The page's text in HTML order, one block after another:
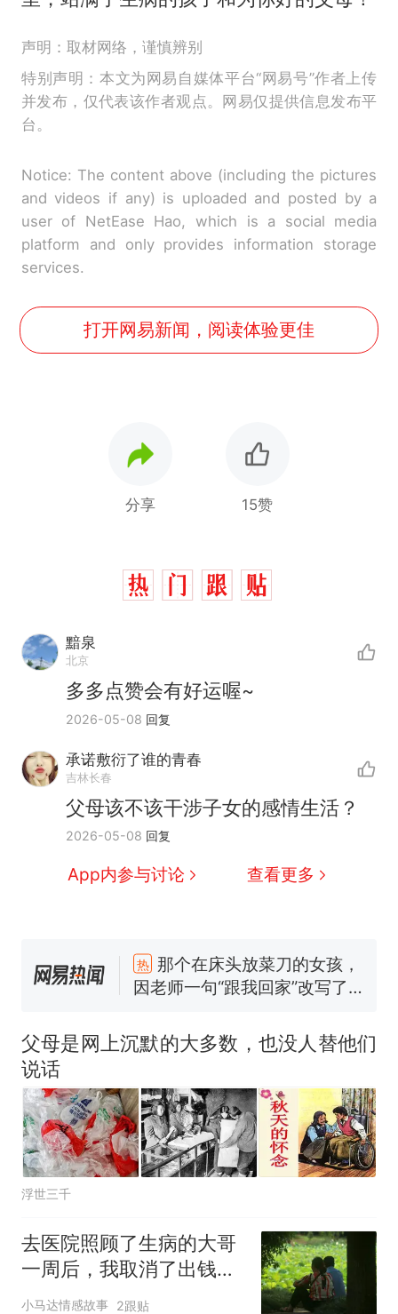
声明：取材网络，谨慎辨别
特别声明：本文为网易自媒体平台“网易号”作者上传
并发布，仅代表该作者观点。网易仅提供信息发布平
台。
Notice: The content above (including the pictures
and videos if any) is uploaded and posted by a
user of NetEase Hao, which is a social media
platform and only provides information storage
services.
打开网易新闻，阅读体验更佳
分享 15赞
黯泉
北京
多多点赞会有好运喔~
2026-05-08 回复
承诺敷衍了谁的青春
吉林长春
父母该不该干涉子女的感情生活？
2026-05-08 回复
App内参与讨论 查看更多
热
那个在床头放菜刀的女孩，
因老师一句“跟我回家”改写了
交5060元才肯搬上楼！女子傻
眼了……
佛山一中学招聘物理教师，笔
已叫停招聘，成立调查组全面
核查
空调24小时开着反而更省电？
电力部门回应
“不建议大家买深色蛋糕”上热
搜，网友：天塌了！
队上厕所！乘客：机上100多
人只有2个厕所；客服回应：并
非每架飞机都会发放西梅汁
热 那个在床头放菜刀的女孩，
因老师一句“跟我回家”改写了
人生
父母是网上沉默的大多数，也没人替他们
说话
浮世三千
去医院照顾了生病的大哥
一周后，我取消了出钱给
女儿在婆家买房的计划
小马达情感故事 2跟贴